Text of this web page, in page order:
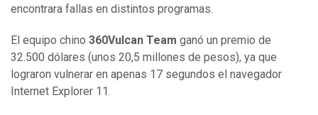
encontrara fallas en distintos programas.
El equipo chino 360Vulcan Team ganó un premio de
32.500 dólares (unos 20,5 millones de pesos), ya que
lograron vulnerar en apenas 17 segundos el navegador
Internet Explorer 11.